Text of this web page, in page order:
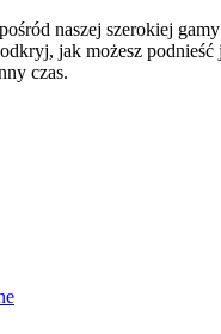
naszej szerokiej
jak możesz podnieść
czas.